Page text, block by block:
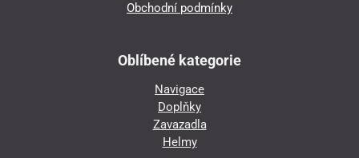
Obchodní podmínky
Oblíbené kategorie
Navigace
Doplňky
Zavazadla
Helmy